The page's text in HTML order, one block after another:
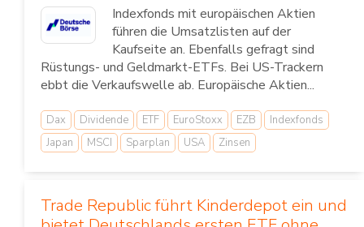
Indexfonds mit europäischen Aktien
führen die Umsatzlisten auf der
Kaufseite an. Ebenfalls gefragt sind
Rüstungs- und Geldmarkt-ETFs. Bei US-Trackern
ebbt die Verkaufswelle ab. Europäische Aktien...
Dax Dividende ETF EuroStoxx EZB
Indexfonds
Japan
MSCI Sparplan USA Zinsen
Trade Republic führt Kinderdepot ein und